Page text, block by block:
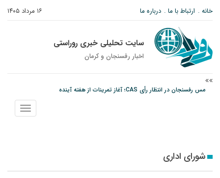
۱۶ مرداد ۱۴۰۵ خانه ارتباط با ما درباره ما
سایت تحلیلی خبری روراستی
اخبار رفسنجان و كرمان
مس رفسنجان در انتظار رأی CAS؛ آغاز تمرینات از هفته آینده
پیام رئیس کل دادگستری استان کرمان به مناسبت ۱۷ مردادماه سالروز شهادت شهید
نمایش
منو
شورای اداری